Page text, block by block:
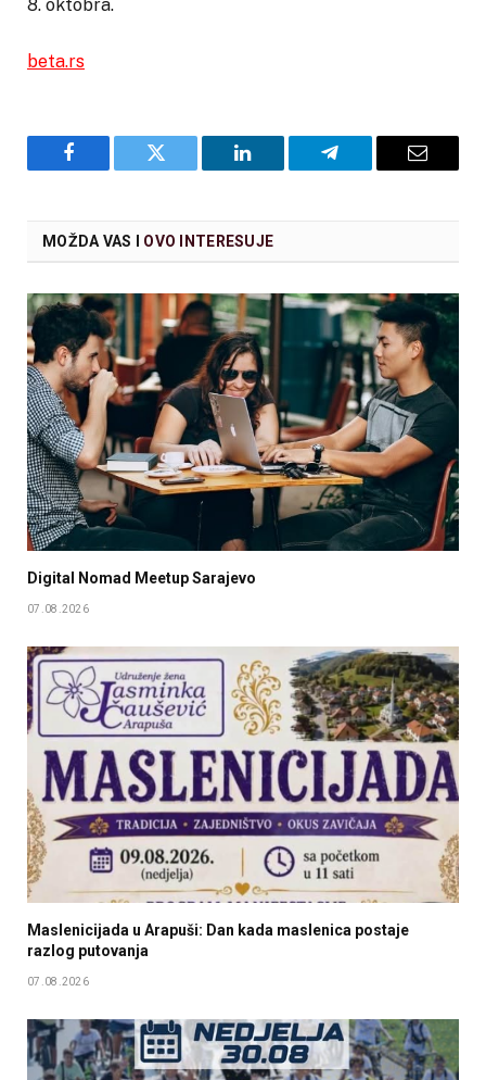
8. oktobra.
beta.rs
Facebook Twitter LinkedIn Telegram Email
MOŽDA VAS I OVO INTERESUJE
Digital Nomad Meetup Sarajevo
07.08.2026
Maslenicijada u Arapuši: Dan kada maslenica postaje
razlog putovanja
07.08.2026